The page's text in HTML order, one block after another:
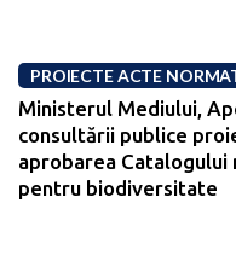
PROIECTE ACTE
Ministerul Mediului,
consultării publice
aprobarea
pentru biodiversitate